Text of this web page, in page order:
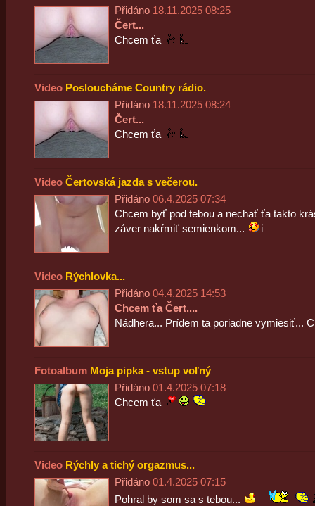
Přidáno 18.11.2025 08:25
Čert...
Chcem ťa
Video Posloucháme Country rádio.
Přidáno 18.11.2025 08:24
Čert...
Chcem ťa
Video Čertovská jazda s večerou.
Přidáno 06.4.2025 07:34
Chcem byť pod tebou a nechať ťa takto
záver nakŕmiť semienkom...
i
Video Rýchlovka...
Přidáno 04.4.2025 14:53
Chcem ťa Čert....
Nádhera... Prídem ta poriadne vymiesiť...
Fotoalbum Moja pipka - vstup voľný
Přidáno 01.4.2025 07:18
Chcem ťa
Video Rýchly a tichý orgazmus...
Přidáno 01.4.2025 07:15
Pohral by som sa s tebou...